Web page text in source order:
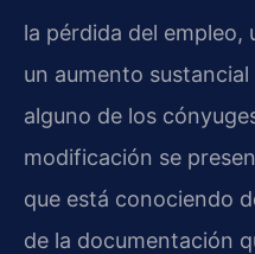
la pérdida del empleo,
un aumento
alguno de los
modificación se
que está conociendo
de la documentación